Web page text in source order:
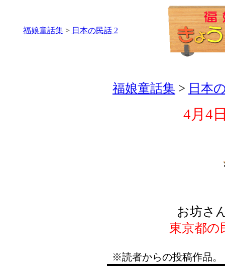
福娘童話集> 日本の民話 2
福娘童話集 > 日本
4月4
お坊さ
東京都の
※読者からの投稿作品